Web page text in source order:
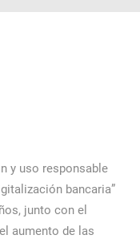
y uso responsable
bancaria”
junto con el
aumento de las